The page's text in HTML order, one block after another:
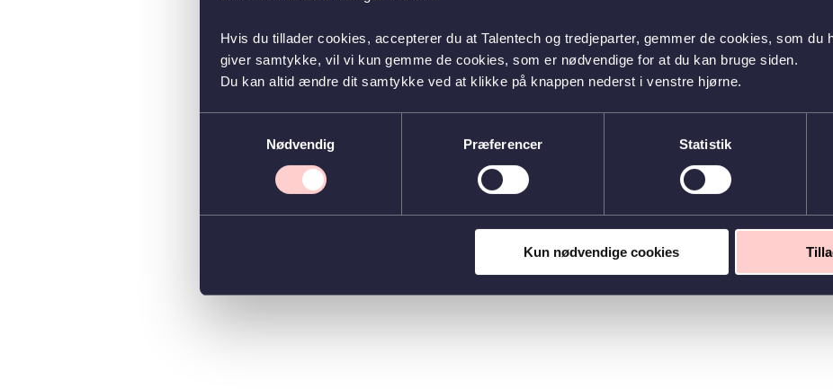
Hvis du tillader cookies, accepterer du at Talentech og tredjeparter, gemmer de cookies, som du
giver samtykke, vil vi kun gemme de cookies, som er nødvendige for at du kan bruge siden.
Du kan altid ændre dit samtykke ved at klikke på knappen nederst i venstre hjørne.
Nødvendig
Præferencer Statistik
Kun nødvendige cookies